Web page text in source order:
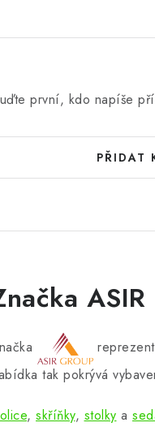
první, kdo napíše
PŘIDAT
ASIR
tak pokrývá
, skříňky, stolky a